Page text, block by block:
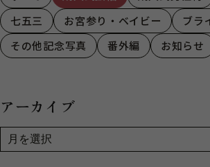
七五三
お宮参り・ベイビー
ブラ
その他記念写真
番外編 お知らせ
アーカイブ